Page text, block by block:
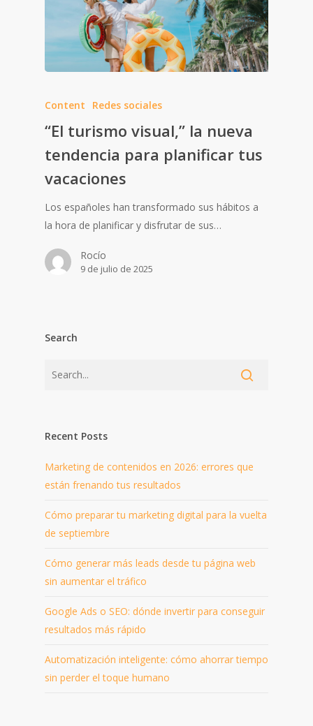
Content Redes sociales
“El turismo visual,” la nueva
tendencia para planificar tus
vacaciones
Los españoles han transformado sus hábitos a
la hora de planificar y disfrutar de sus…
Rocío
9 de julio de 2025
Search
Recent Posts
Marketing de contenidos en 2026: errores que
están frenando tus resultados
Cómo preparar tu marketing digital para la vuelta
de septiembre
Cómo generar más leads desde tu página web
sin aumentar el tráfico
Google Ads o SEO: dónde invertir para conseguir
resultados más rápido
Automatización inteligente: cómo ahorrar tiempo
sin perder el toque humano